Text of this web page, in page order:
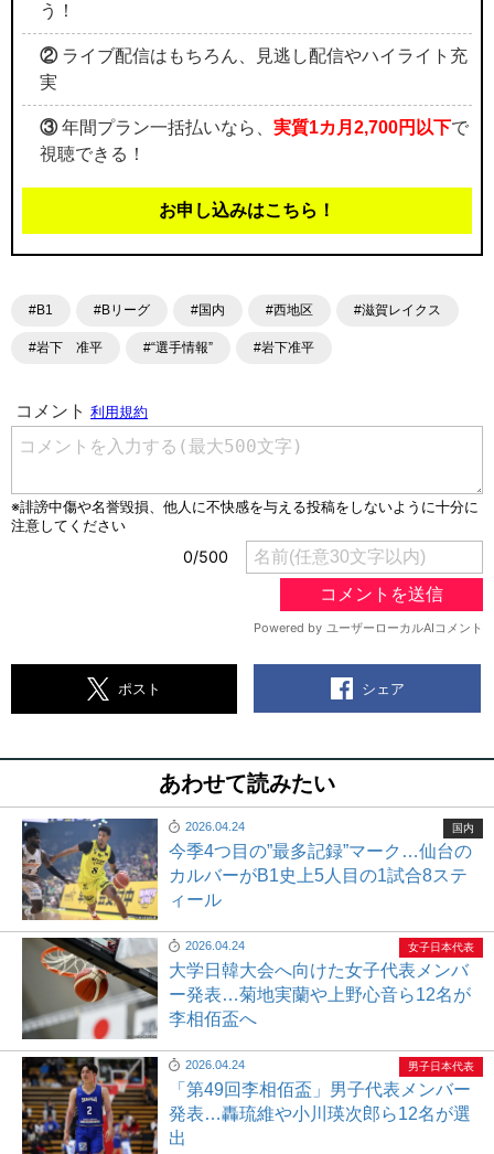
う！
②ライブ配信はもちろん、見逃し配信やハイライト充
実
③年間プラン一括払いなら、 実質1カ月2,700円以下で
視聴できる！
お申し込みはこちら！
#B1 #Bリーグ #国内 #西地区 #滋賀レイクス
#岩下 准平 #“選手情報” #岩下准平
ポスト シェア
あわせて読みたい
2026.04.24
今季4つ目の”最多記録”マーク…仙台の
カルバーがB1史上5人目の1試合8ステ
ィール
国内
2026.04.24
大学日韓大会へ向けた女子代表メンバ
ー発表…菊地実蘭や上野心音ら12名が
李相佰盃へ
女子日本代表
2026.04.24
「第49回李相佰盃」男子代表メンバー
発表…轟琉維や小川瑛次郎ら12名が選
出
男子日本代表